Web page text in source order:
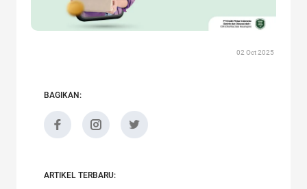
02 Oct 2025
BAGIKAN:
ARTIKEL TERBARU: